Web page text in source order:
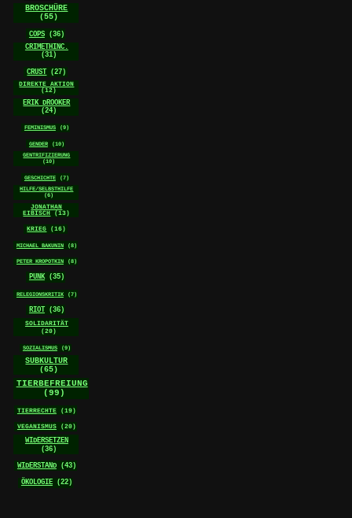
BROSCHÜRE
(55)
COPS (36)
CRIMETHINC.
(31)
CRUST (27)
DIREKTE AKTION
(12)
ERIK DROOKER
(24)
FEMINISMUS (9)
GENDER
(10)
GENTRIFIZIERUNG
(10)
GESCHICHTE
(7)
HILFE/SELBSTHILFE
(6)
JONATHAN
EIBISCH
(13)
KRIEG (16)
MICHAEL BAKUNIN (8)
PETER KROPOTKIN (8)
PUNK (35)
RELEGIONSKRITIK (7)
RIOT (36)
SOLIDARITÄT
(20)
SOZIALISMUS (9)
SUBKULTUR
(65)
TIERBEFREIUNG
(99)
TIERRECHTE (19)
VEGANISMUS (20)
WIDERSETZEN
(36)
WIDERSTAND (43)
ÖKOLOGIE (22)